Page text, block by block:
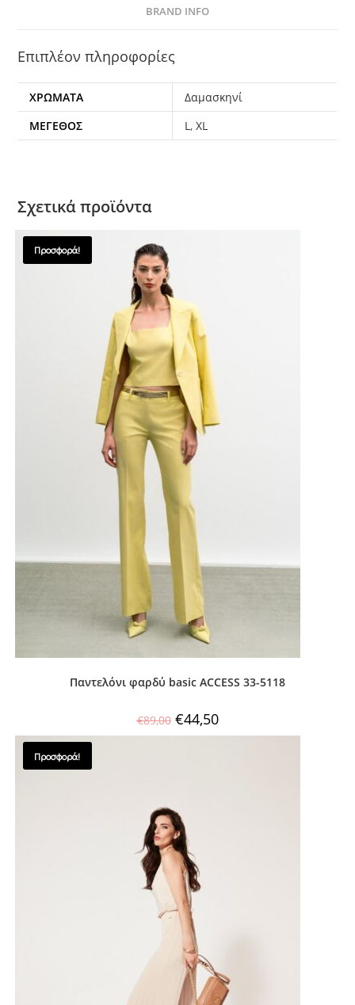
BRAND INFO
Επιπλέον πληροφορίες
ΧΡΩΜΑΤΑ
Δαμασκηνί
ΜΈΓΕΘΟΣ
L,XL
Σχετικά προϊόντα
SALES !
Προσφορά!
Παντελόνι φαρδύ basic ACCESS 33-5118
€89,00 €44,50
SALES !
Προσφορά!